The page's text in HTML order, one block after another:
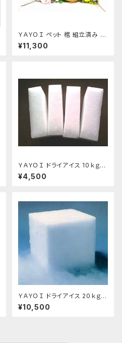
ＹＡＹＯＩ ペット 棺 組立済み 防
水シート ドライアイス 10kg付
セット 冷凍便 S～M 小型犬 猫
¥11,300
ＹＡＹＯＩ ドライアイス 10ｋｇ
おすすめ
¥4,500
ＹＡＹＯＩ ドライアイス 20ｋｇ
おすすめ
¥10,500